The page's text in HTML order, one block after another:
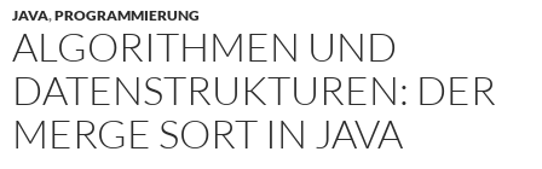
JAVA,PROGRAMMIERUNG
ALGORITHMEN UND
DATENSTRUKTUREN: DER
MERGE SORT IN JAVA